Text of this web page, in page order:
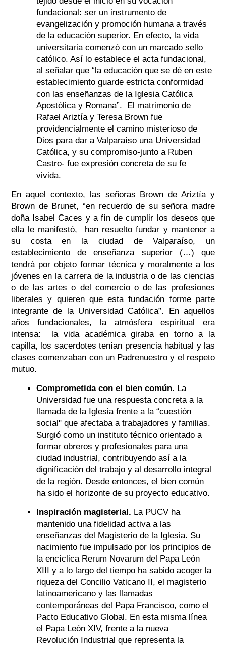
fundacional: ser un instrumento de
evangelización y promoción humana a través
de la educación superior. En efecto, la vida
universitaria comenzó con un marcado sello
católico. Así lo establece el acta fundacional,
al señalar que “la educación que se dé en este
establecimiento guarde estricta conformidad
con las enseñanzas de la Iglesia Católica
Apostólica y Romana”. El matrimonio de
Rafael Ariztía y Teresa Brown fue
providencialmente el camino misterioso de
Dios para dar a Valparaíso una Universidad
Católica, y su compromiso-junto a Ruben
Castro- fue expresión concreta de su fe
vivida.
En aquel contexto, las señoras Brown de Ariztía y
Brown de Brunet, “en recuerdo de su señora madre
doña Isabel Caces y a fín de cumplir los deseos que
ella le manifestó, han resuelto fundar y mantener a
su costa en la ciudad de Valparaíso, un
establecimiento de enseñanza superior (…) que
tendrá por objeto formar técnica y moralmente a los
jóvenes en la carrera de la industria o de las ciencias
o de las artes o del comercio o de las profesiones
liberales y quieren que esta fundación forme parte
integrante de la Universidad Católica”. En aquellos
años fundacionales, la atmósfera espiritual era
intensa: la vida académica giraba en torno a la
capilla, los sacerdotes tenían presencia habitual y las
clases comenzaban con un Padrenuestro y el respeto
mutuo.
Comprometida con el bien común. La
Universidad fue una respuesta concreta a la
llamada de la Iglesia frente a la “cuestión
social" que afectaba a trabajadores y familias.
Surgió como un instituto técnico orientado a
formar obreros y profesionales para una
ciudad industrial, contribuyendo así a la
dignificación del trabajo y al desarrollo integral
de la región. Desde entonces, el bien común
ha sido el horizonte de su proyecto educativo.
Inspiración magisterial. La PUCV ha
mantenido una fidelidad activa a las
enseñanzas del Magisterio de la Iglesia. Su
nacimiento fue impulsado por los principios de
la encíclica Rerum Novarum del Papa León
XIII y a lo largo del tiempo ha sabido acoger la
riqueza del Concilio Vaticano II, el magisterio
latinoamericano y las llamadas
contemporáneas del Papa Francisco, como el
Pacto Educativo Global. En esta misma línea
el Papa León XIV, frente a la nueva
Revolución Industrial que representa la